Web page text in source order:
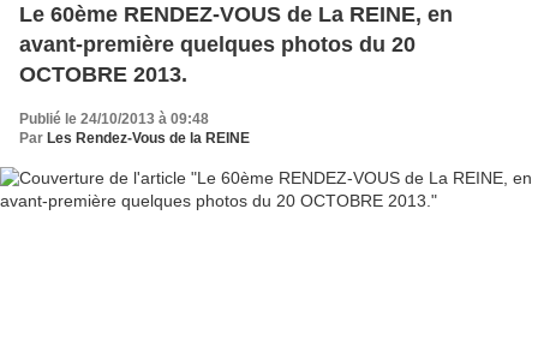
Le 60ème RENDEZ-VOUS de La REINE, en
avant-première quelques photos du 20
OCTOBRE 2013.
Publié le 24/10/2013 à 09:48
Par Les Rendez-Vous de la REINE